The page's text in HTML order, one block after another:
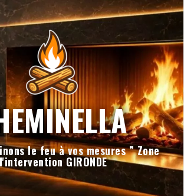
le feu à vos mesures ” Zone
GIRONDE